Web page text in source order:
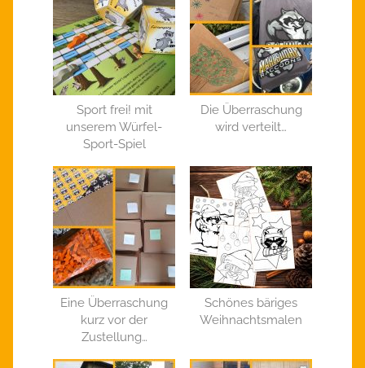
Sport frei! mit
unserem Würfel-
Sport-Spiel
Die Überraschung
wird verteilt…
Eine Überraschung
kurz vor der
Zustellung…
Schönes bäriges
Weihnachtsmalen